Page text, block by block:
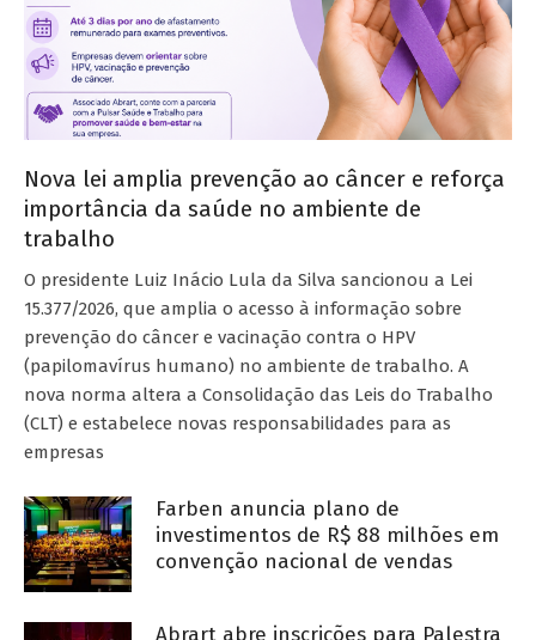
Nova lei amplia prevenção ao câncer e reforça
importância da saúde no ambiente de
trabalho
O presidente Luiz Inácio Lula da Silva sancionou a Lei
15.377/2026, que amplia o acesso à informação sobre
prevenção do câncer e vacinação contra o HPV
(papilomavírus humano) no ambiente de trabalho. A
nova norma altera a Consolidação das Leis do Trabalho
(CLT) e estabelece novas responsabilidades para as
empresas
Farben anuncia plano de
investimentos de R$ 88 milhões em
convenção nacional de vendas